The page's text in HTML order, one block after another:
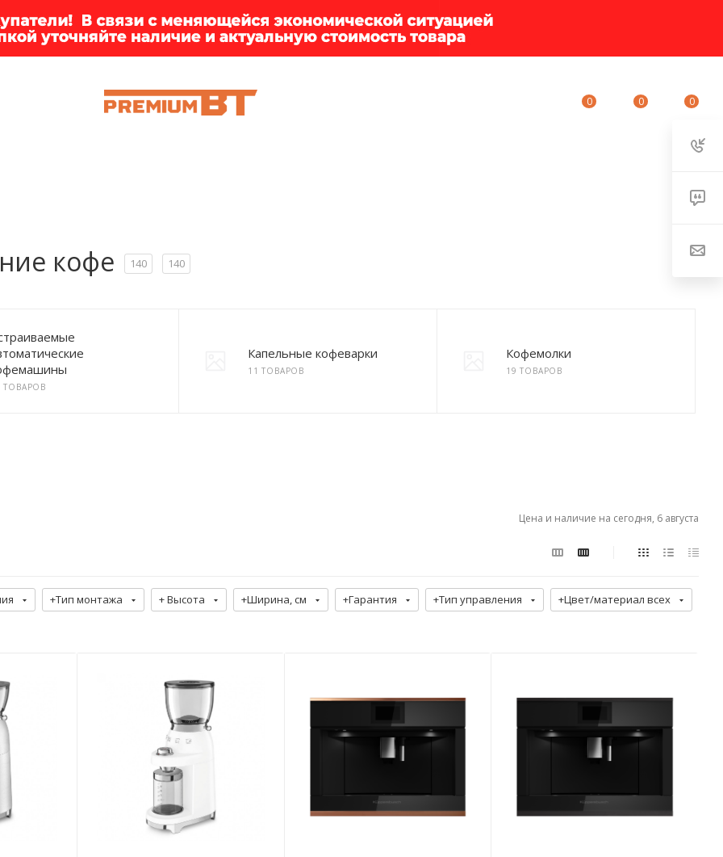
0 0 0
кофе 140 140
ТОВАРОВ
Капельные кофеварки
11 ТОВАРОВ
Кофемолки
19 ТОВАРОВ
Цена и наличие на сегодня, 6 августа
+Тип монтажа + Высота +Ширина, см +Гарантия +Тип управления +Цвет/материал всех